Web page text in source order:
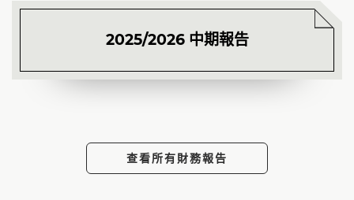
2025/2026 中期報告
查看所有財務報告